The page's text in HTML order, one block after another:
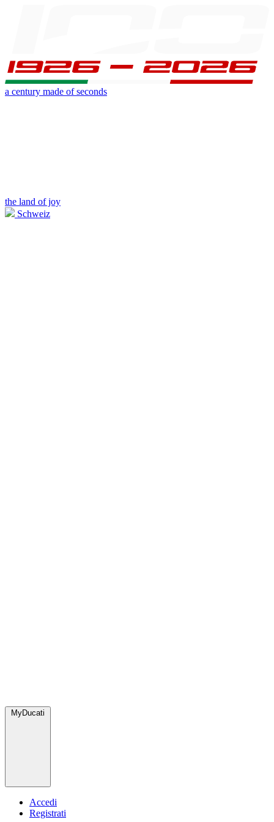
a century made of seconds
the land of joy
Schweiz
MyDucati
Accedi
Registrati